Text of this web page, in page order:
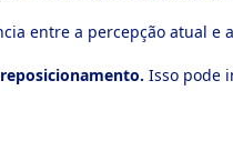
entre a percepção atual e
Isso pode